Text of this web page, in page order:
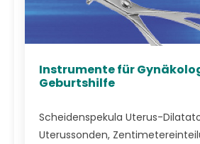
Instrumente für
Geburtshilfe
Scheidenspekula Uterus-
Uterussonden,